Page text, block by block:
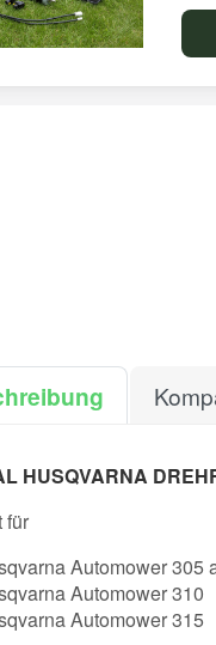
HUSQVARNA
für
Automower 305
Automower 310
Automower 315